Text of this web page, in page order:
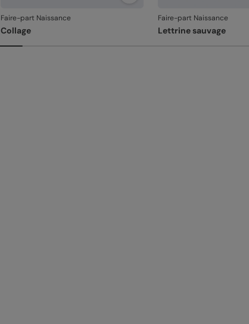
Faire-part Naissance
Collage
Faire-part Naissance
Lettrine sauvage